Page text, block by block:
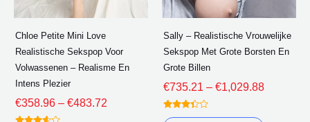
Chloe Petite Mini Love
Realistische Sekspop Voor
Volwassenen – Realisme En
Intens Plezier
€358.96 – €483.72
worden
de
productpagina
Sally – Realistische Vrouwelijke
Sekspop Met Grote Borsten En
Grote Billen
€735.21 – €1,029.88
gewaar
op